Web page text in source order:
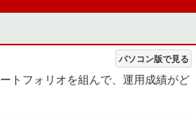
パソコン版で見る
トフォリオを組んで、運用成績がど